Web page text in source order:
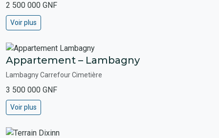
2 500 000 GNF
Voir plus
Appartement – Lambagny
Lambagny Carrefour Cimetière
3 500 000 GNF
Voir plus